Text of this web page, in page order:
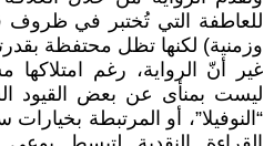
للعاطفة التي تُختبر في ظروف
وزمنية) لكنها تظل محتفظة
غير أنّ الرواية، رغم
ليست بمنأى عن بعض القيود
“النوفيلا”، أو المرتبطة